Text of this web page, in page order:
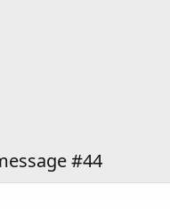
#44